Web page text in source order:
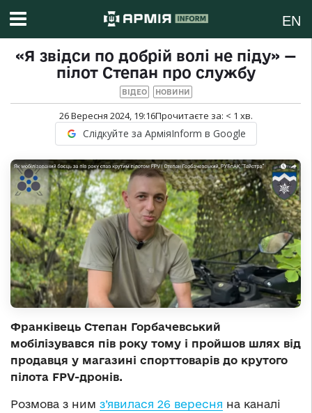
EN
«Я звідси по добрій волі не піду» —
пілот Степан про службу
ВІДЕО НОВИНИ
26 Вересня 2024, 19:16Прочитаєте за: < 1 хв.
Слідкуйте за АрміяInform в Google
Франківець Степан Горбачевський
мобілізувався пів року тому і пройшов шлях від
продавця у магазині спорттоварів до крутого
пілота FPV-дронів.
Розмова з ним з’явилася 26 вересня на каналі